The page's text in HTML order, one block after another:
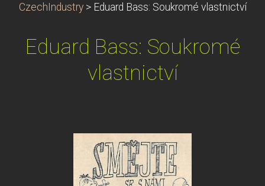
CzechIndustry > Eduard Bass: Soukromé vlastnictví
Eduard Bass: Soukromé
vlastnictví